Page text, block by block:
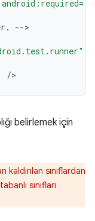
. -->
/
belirlemek için
kaldırılan sınıflardan
sınıfları